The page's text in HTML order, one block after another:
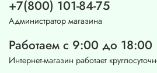
+7(800) 101-84-75
Администратор магазина
Работаем с 9:00 до 18:00
Интернет-магазин работает